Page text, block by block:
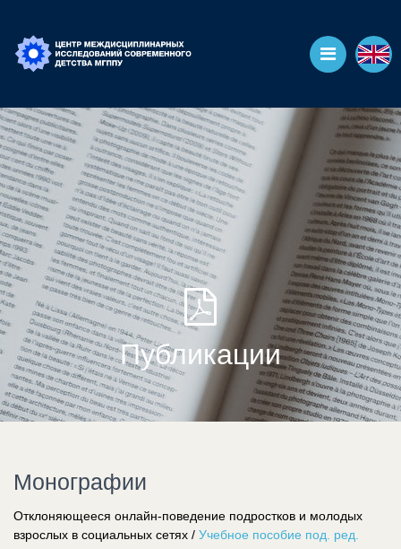
Публикации
Монографии
Отклоняющееся онлайн-поведение подростков и молодых
взрослых в социальных сетях / Учебное пособие под. ред.